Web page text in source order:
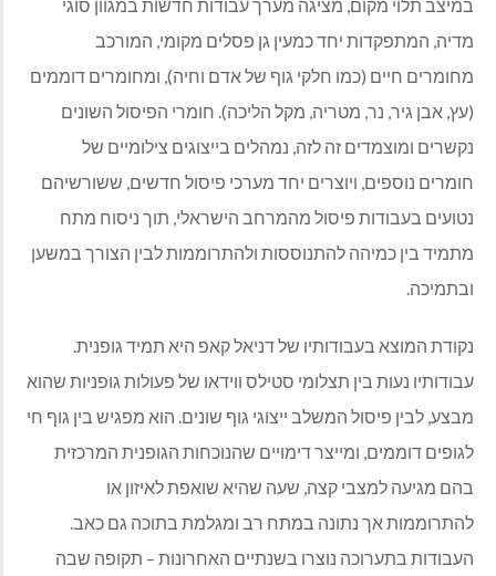
במיצב תלוי מקום, מציגה מערך עבודות חדשות במגוון סוגי
מדיה, המתפקדות יחד כמעין גן פסלים מקומי, המורכב
מחומרים חיים (כמו חלקי גוף של אדם וחיה), ומחומרים דוממים
(עץ, אבן גיר, נר, מטריה, מקל הליכה). חומרי הפיסול השונים
נקשרים ומוצמדים זה לזה, נמהלים בייצוגים צילומיים של
חומרים נוספים, ויוצרים יחד מערכי פיסול חדשים, ששורשיהם
נטועים בעבודות פיסול מהמרחב הישראלי, תוך ניסוח מתח
מתמיד בין כמיהה להתנוססות ולהתרוממות לבין הצורך במשען
ובתמיכה.
נקודת המוצא בעבודותיו של דניאל קאפ היא תמיד גופנית.
עבודותיו נעות בין תצלומי סטילס ווידאו של פעולות גופניות שהוא
מבצע, לבין פיסול המשלב ייצוגי גוף שונים. הוא מפגיש בין גוף חי
לגופים דוממים, ומייצר דימויים שהנוכחות הגופנית המרכזית
בהם מגיעה למצבי קצה, שעה שהיא שואפת לאיזון או
להתרוממות אך נתונה במתח רב ומגלמת בתוכה גם כאב.
העבודות בתערוכה נוצרו בשנתיים האחרונות – תקופה שבה